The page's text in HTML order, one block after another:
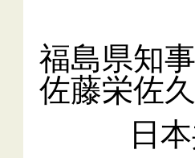
福島県知事
佐藤栄佐
日